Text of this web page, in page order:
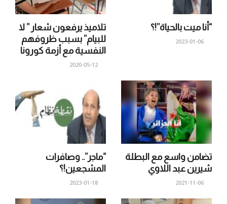
تلاميذ يرفعون شعار ” لا
للبيام” بسبب ظروفهم
النفسية مع أزمة كورونا
2020-05-12
“أنا ميت بالحياة”!؟
2023-01-06
“ماجر”.. وصافرات
المشجعين!؟
2023-01-18
تضامن واسع مع البطلة
شيرين عبد اللاوي
2021-11-06